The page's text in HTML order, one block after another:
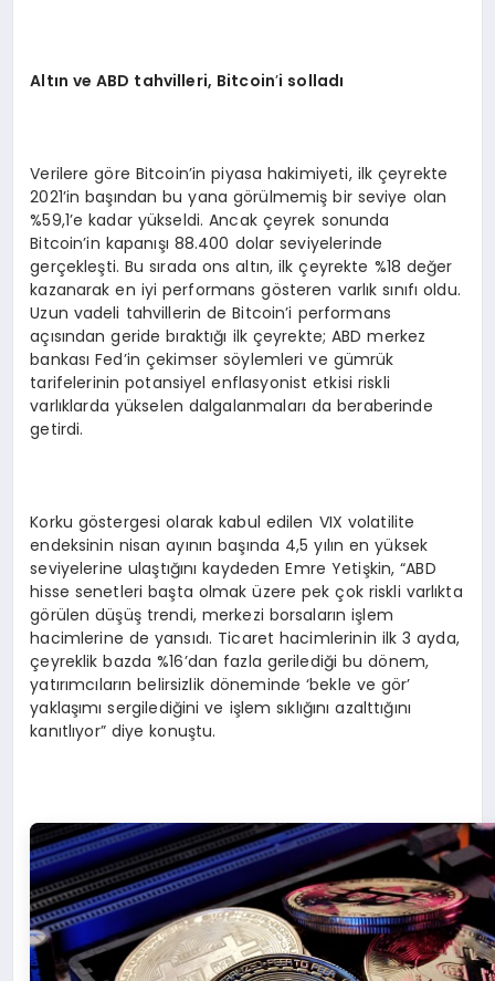
Altın ve ABD tahvilleri, Bitcoin’i solladı
Verilere göre Bitcoin’in piyasa hakimiyeti, ilk çeyrekte
2021’in başından bu yana görülmemiş bir seviye olan
%59,1’e kadar yükseldi. Ancak çeyrek sonunda
Bitcoin’in kapanışı 88.400 dolar seviyelerinde
gerçekleşti. Bu sırada ons altın, ilk çeyrekte %18 değer
kazanarak en iyi performans gösteren varlık sınıfı oldu.
Uzun vadeli tahvillerin de Bitcoin’i performans
açısından geride bıraktığı ilk çeyrekte; ABD merkez
bankası Fed’in çekimser söylemleri ve gümrük
tarifelerinin potansiyel enflasyonist etkisi riskli
varlıklarda yükselen dalgalanmaları da beraberinde
getirdi.
Korku göstergesi olarak kabul edilen VIX volatilite
endeksinin nisan ayının başında 4,5 yılın en yüksek
seviyelerine ulaştığını kaydeden Emre Yetişkin, “ABD
hisse senetleri başta olmak üzere pek çok riskli varlıkta
görülen düşüş trendi, merkezi borsaların işlem
hacimlerine de yansıdı. Ticaret hacimlerinin ilk 3 ayda,
çeyreklik bazda %16’dan fazla gerilediği bu dönem,
yatırımcıların belirsizlik döneminde ‘bekle ve gör’
yaklaşımı sergilediğini ve işlem sıklığını azalttığını
kanıtlıyor” diye konuştu.